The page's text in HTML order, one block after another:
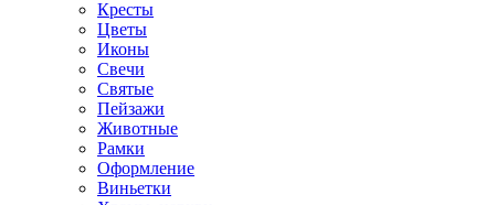
Кресты
Цветы
Иконы
Свечи
Святые
Пейзажи
Животные
Рамки
Оформление
Виньетки